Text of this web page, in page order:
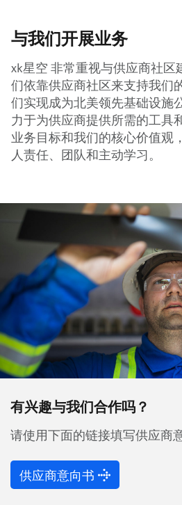
与我们开展业务
xk星空 非常重视与供应商社
们依靠供应商社区来支持我们
们实现成为北美领先基础设施
力于为供应商提供所需的工具
业务目标和我们的核心价值观
人责任、团队和主动学习。
有兴趣与我们合作吗？
请使用下面的链接填写供应商
供应商意向书